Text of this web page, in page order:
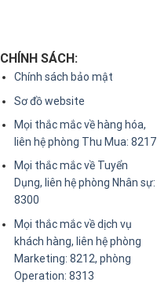
CHÍNH SÁCH:
Chính sách bảo mật
Sơ đồ website
Mọi thắc mắc về hàng hóa,
liên hệ phòng Thu Mua: 8217
Mọi thắc mắc về Tuyển
Dụng, liên hệ phòng Nhân sự:
8300
Mọi thắc mắc về dịch vụ
khách hàng, liên hệ phòng
Marketing: 8212, phòng
Operation: 8313